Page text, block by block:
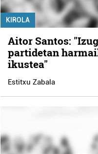
KIROLA
Aitor Santos:
partidetan
ikustea"
Estitxu Zabala